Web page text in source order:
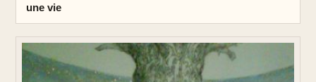
une vie